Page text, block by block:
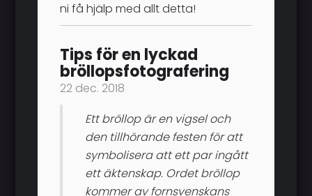
ni få hjälp med allt detta!
Tips för en lyckad
bröllopsfotografering
22 dec. 2018
Ett bröllop är en vigsel och
den tillhörande festen för att
symbolisera att ett par ingått
ett äktenskap. Ordet bröllop
kommer av fornsvenskans